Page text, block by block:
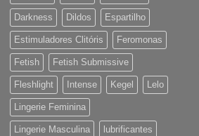
Darkness Dildos Espartilho
Estimuladores Clitóris Feromonas
Fetish Fetish Submissive
Fleshlight Intense Kegel Lelo
Lingerie Feminina
Lingerie Masculina lubrificantes